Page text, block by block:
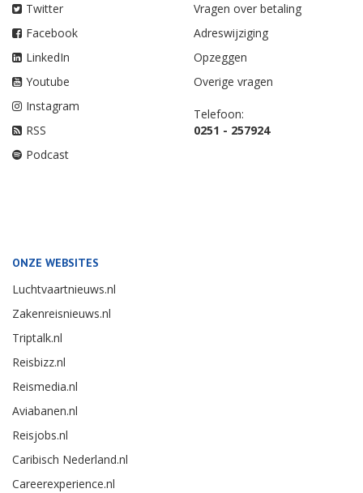
Twitter
Facebook
LinkedIn
Youtube
Instagram
RSS
Podcast
Vragen over betaling
Adreswijziging
Opzeggen
Overige vragen
Telefoon:
0251 - 257924
ONZE WEBSITES
Luchtvaartnieuws.nl
Zakenreisnieuws.nl
Triptalk.nl
Reisbizz.nl
Reismedia.nl
Aviabanen.nl
Reisjobs.nl
Caribisch Nederland.nl
Careerexperience.nl